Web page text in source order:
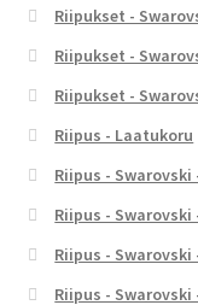
Riipukset -
Riipukset -
Riipukset -
Riipus - Laatukoru
Riipus -
Riipus -
Riipus -
Riipus -